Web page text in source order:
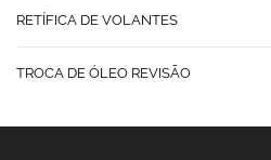
RETÍFICA DE VOLANTES
TROCA DE ÓLEO REVISÃO